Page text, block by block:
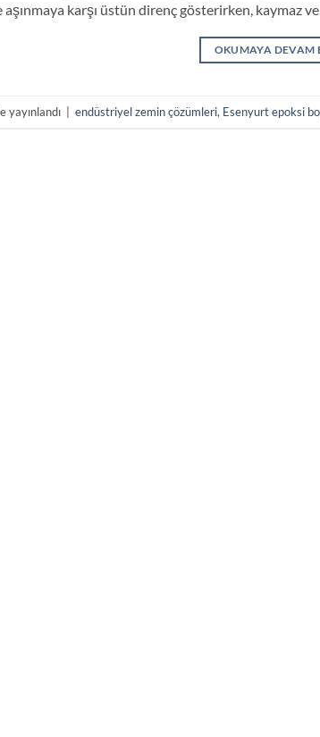
aşınmaya karşı üstün direnç gösterirken, kaymaz
OKUMAYA DEVAM
yayınlandı endüstriyel zemin çözümleri, Esenyurt epoksi